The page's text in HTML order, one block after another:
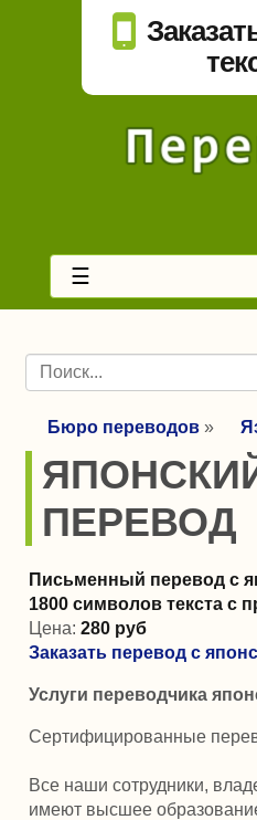
☰
Бюро переводов »
ПЕРЕВОД
Письменный перевод с
1800 символов текста с
Цена:280 руб
Заказать перевод с
Услуги переводчика
Сертифицированные
Все наши сотрудники,
имеют высшее